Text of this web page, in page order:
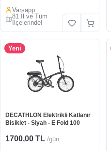
Varsapp
81 İl ve Tüm
İlçelerinde!
Yeni
DECATHLON Elektrikli Katlanır
Bisiklet - Siyah - E Fold 100
1700,00 TL /gün